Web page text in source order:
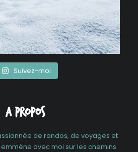
Suivez-moi
A propos
de randos, de voyages et
emmène avec moi sur les chemins